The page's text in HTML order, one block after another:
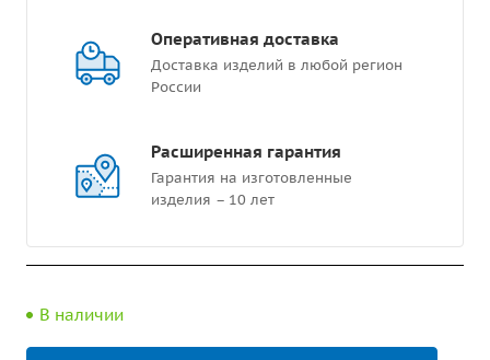
Оперативная доставка
Доставка изделий в любой регион
России
Расширенная гарантия
Гарантия на изготовленные
изделия – 10 лет
В наличии